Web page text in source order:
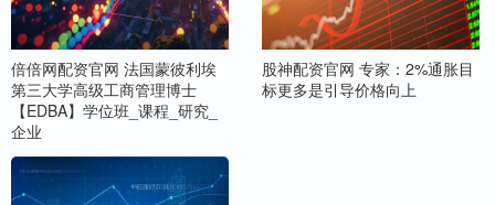
倍倍网配资官网 法国蒙彼利埃
第三大学高级工商管理博士
【EDBA】学位班_课程_研究_
企业
股神配资官网 专家：2%通胀目
标更多是引导价格向上